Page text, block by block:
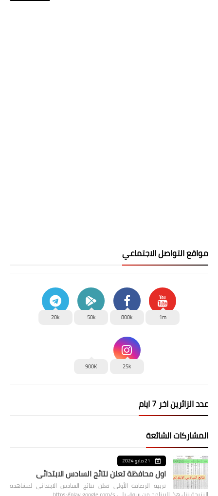
مواقع التواصل الاجتماعي
1m
800k
50k
20k
25k
900K
عدد الزائرين اخر 7 ايام
المشاركات الشائعة
21 مايو 2024
اول محافظة تعلن نتائج السادس الابتدائي
تربية الرصافة الأولى تعلن نتائج السادس الابتدائي لمشاهدة